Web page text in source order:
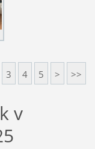
3 4 5 > >>
v